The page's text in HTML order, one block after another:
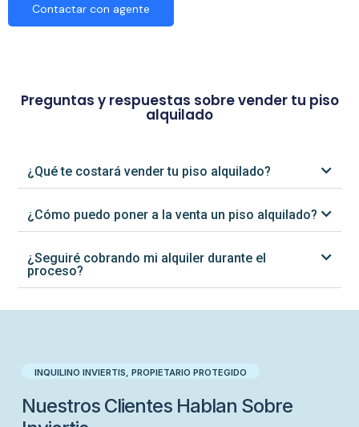
Contactar con agente
Preguntas y respuestas sobre vender tu piso
alquilado
¿Qué te costará vender tu piso alquilado?
¿Cómo puedo poner a la venta un piso alquilado?
¿Seguiré cobrando mi alquiler durante el
proceso?
INQUILINO INVIERTIS, PROPIETARIO PROTEGIDO​
Nuestros Clientes Hablan Sobre